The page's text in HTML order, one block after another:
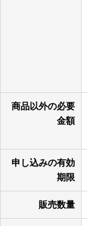
商品以外の必要
金額
申し込みの有効
期限
販売数量